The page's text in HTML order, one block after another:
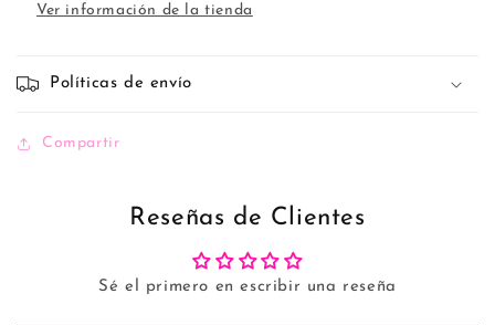
Ver información de la tienda
Políticas de envío
Compartir
Reseñas de Clientes
Sé el primero en escribir una reseña